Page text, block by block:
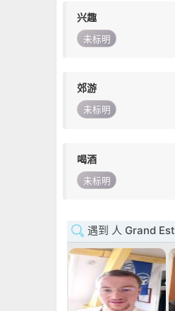
兴趣
未标明
郊游
未标明
喝酒
未标明
遇到 人 Grand Est